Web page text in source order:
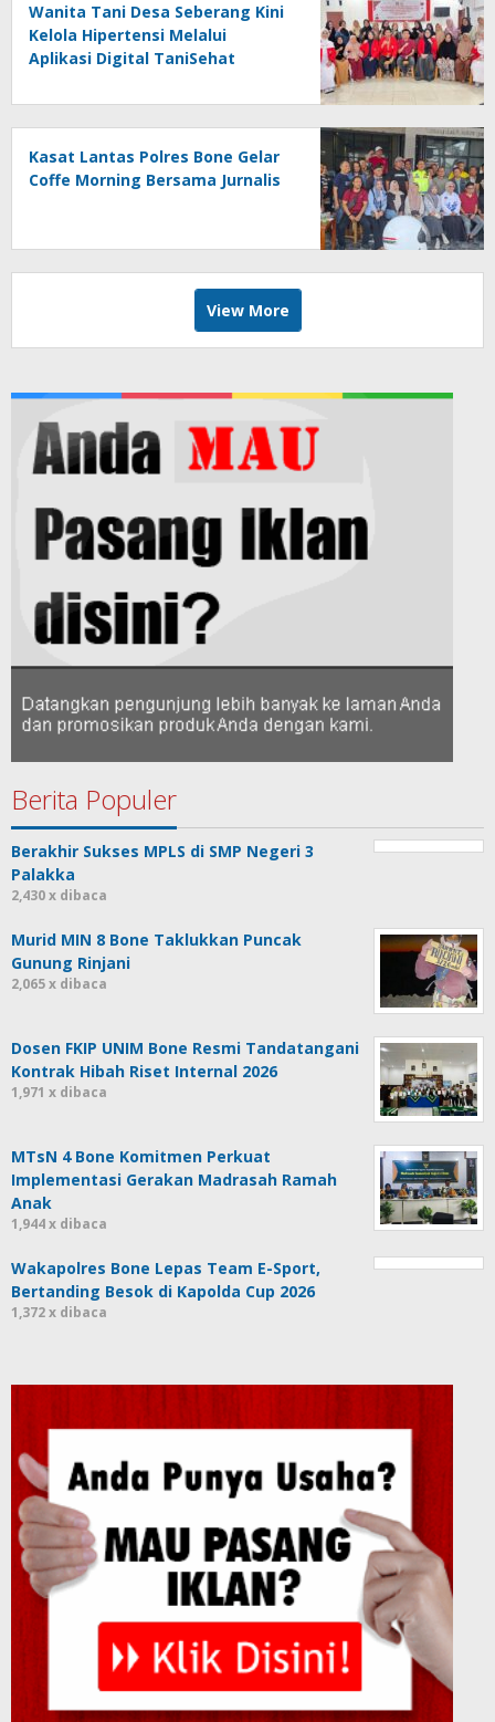
Wanita Tani Desa Seberang Kini
Kelola Hipertensi Melalui
Aplikasi Digital TaniSehat
Kasat Lantas Polres Bone Gelar
Coffe Morning Bersama Jurnalis
View More
Berita Populer
Berakhir Sukses MPLS di SMP Negeri 3
Palakka
2,430 x dibaca
Murid MIN 8 Bone Taklukkan Puncak
Gunung Rinjani
2,065 x dibaca
Dosen FKIP UNIM Bone Resmi Tandatangani
Kontrak Hibah Riset Internal 2026
1,971 x dibaca
MTsN 4 Bone Komitmen Perkuat
Implementasi Gerakan Madrasah Ramah
Anak
1,944 x dibaca
Wakapolres Bone Lepas Team E-Sport,
Bertanding Besok di Kapolda Cup 2026
1,372 x dibaca